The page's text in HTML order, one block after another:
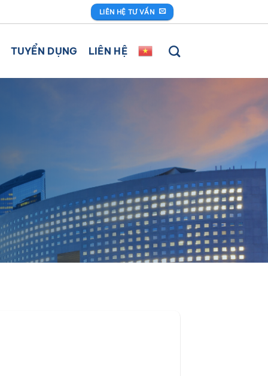
LIÊN HỆ TƯ VẤN
TUYỂN DỤNG LIÊN HỆ